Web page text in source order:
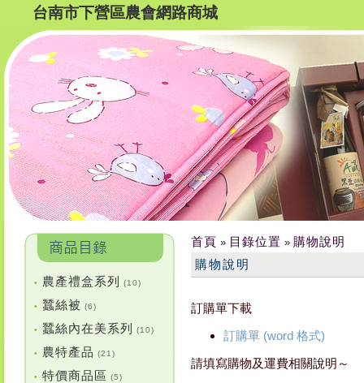
台南市下營區農會網路商城
• 農產禮盒系列 (10)
• 蠶絲被 (6)
• 蠶絲內在美系列 (10)
• 農特產品 (21)
• 特價商品區 (5)
首頁 » 目錄位置 » 購物說明
購物說明
訂購單下載
訂購單 (word 格式)
請填寫購物及運費相關說明～